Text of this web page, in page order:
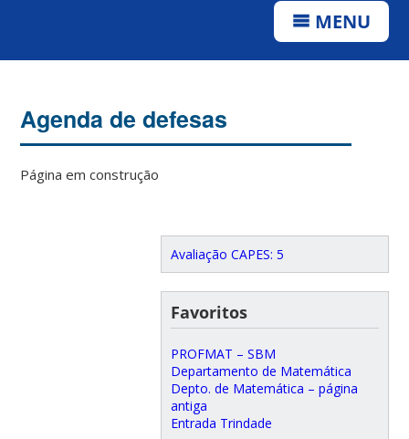
MENU
Agenda de defesas
Página em construção
Avaliação CAPES: 5
Favoritos
PROFMAT – SBM
Departamento de Matemática
Depto. de Matemática – página
antiga
Entrada Trindade